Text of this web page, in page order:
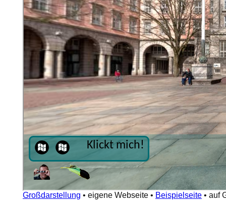
Großdarstellung • eigene Webseite • Beispielseite • auf